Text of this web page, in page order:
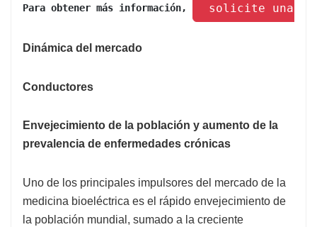
Para obtener más información, solicite una
Dinámica del mercado
Conductores
Envejecimiento de la población y aumento de la
prevalencia de enfermedades crónicas
Uno de los principales impulsores del mercado de la
medicina bioeléctrica es el rápido envejecimiento de
la población mundial, sumado a la creciente